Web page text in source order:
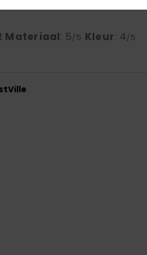
Materiaal: 5/5 Kleur: 4/5